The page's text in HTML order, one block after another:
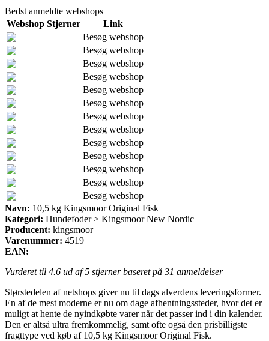
Bedst anmeldte webshops
Webshop Stjerner
Link
Besøg webshop
Besøg webshop
Besøg webshop
Besøg webshop
Besøg webshop
Besøg webshop
Besøg webshop
Besøg webshop
Besøg webshop
Besøg webshop
Besøg webshop
Besøg webshop
Besøg webshop
Navn: 10,5 kg Kingsmoor Original Fisk
Kategori: Hundefoder > Kingsmoor New Nordic
Producent: kingsmoor
Varenummer: 4519
EAN:
Vurderet til 4.6 ud af 5 stjerner baseret på 31 anmeldelser
Størstedelen af netshops giver nu til dags alverdens leveringsformer.
En af de mest moderne er nu om dage afhentningssteder, hvor det er
muligt at hente de nyindkøbte varer når det passer ind i din kalender.
Den er altså ultra fremkommelig, samt ofte også den prisbilligste
fragttype ved køb af 10,5 kg Kingsmoor Original Fisk.